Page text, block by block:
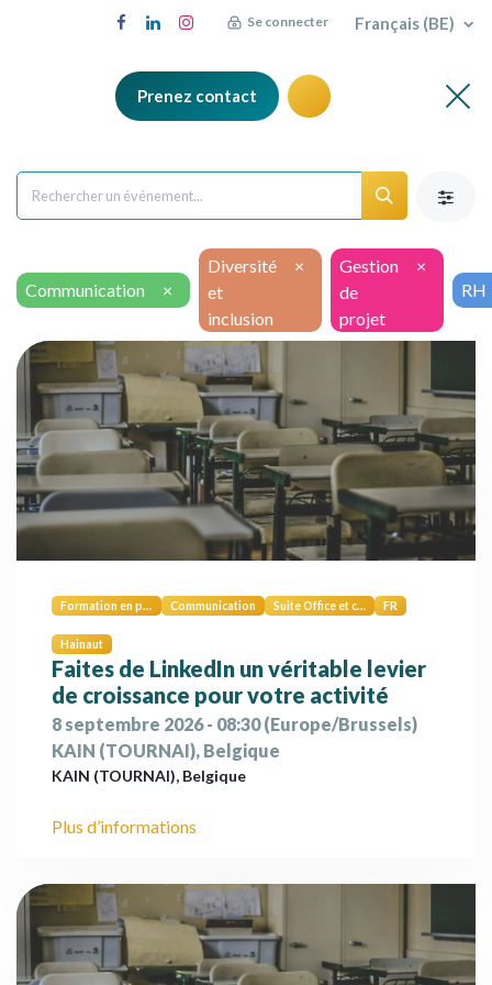
Se connecter Français (BE)
Prenez contact
Communication ×
Diversité
et
inclusion
×
Gestion
de
projet
×
RH
Formation en présentiel Communication Suite Office et compétences numériques FR
Hainaut
Faites de LinkedIn un véritable levier
de croissance pour votre activité
8 septembre 2026- 08:30(Europe/Brussels)
KAIN (TOURNAI), Belgique
KAIN (TOURNAI), Belgique
Plus d’informations